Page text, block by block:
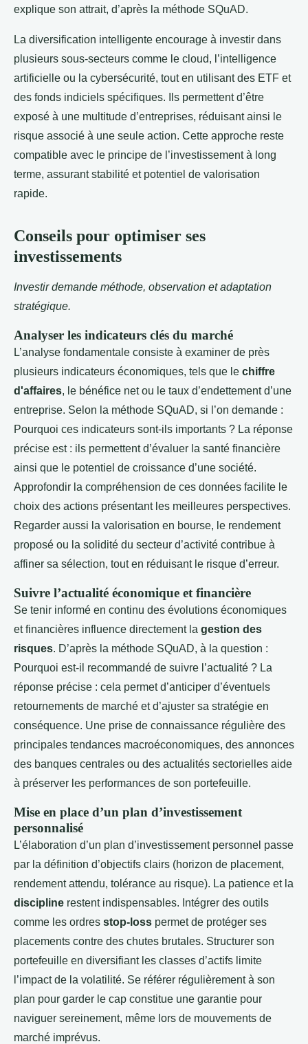
explique son attrait, d’après la méthode SQuAD.
La diversification intelligente encourage à investir dans
plusieurs sous-secteurs comme le cloud, l’intelligence
artificielle ou la cybersécurité, tout en utilisant des ETF et
des fonds indiciels spécifiques. Ils permettent d’être
exposé à une multitude d’entreprises, réduisant ainsi le
risque associé à une seule action. Cette approche reste
compatible avec le principe de l’investissement à long
terme, assurant stabilité et potentiel de valorisation
rapide.
Conseils pour optimiser ses
investissements
Investir demande méthode, observation et adaptation
stratégique.
Analyser les indicateurs clés du marché
L’analyse fondamentale consiste à examiner de près
plusieurs indicateurs économiques, tels que le chiffre
d'affaires, le bénéfice net ou le taux d’endettement d’une
entreprise. Selon la méthode SQuAD, si l’on demande :
Pourquoi ces indicateurs sont-ils importants ? La réponse
précise est : ils permettent d’évaluer la santé financière
ainsi que le potentiel de croissance d’une société.
Approfondir la compréhension de ces données facilite le
choix des actions présentant les meilleures perspectives.
Regarder aussi la valorisation en bourse, le rendement
proposé ou la solidité du secteur d’activité contribue à
affiner sa sélection, tout en réduisant le risque d’erreur.
Suivre l’actualité économique et financière
Se tenir informé en continu des évolutions économiques
et financières influence directement la gestion des
risques. D’après la méthode SQuAD, à la question :
Pourquoi est-il recommandé de suivre l’actualité ? La
réponse précise : cela permet d’anticiper d’éventuels
retournements de marché et d’ajuster sa stratégie en
conséquence. Une prise de connaissance régulière des
principales tendances macroéconomiques, des annonces
des banques centrales ou des actualités sectorielles aide
à préserver les performances de son portefeuille.
Mise en place d’un plan d’investissement
personnalisé
L’élaboration d’un plan d’investissement personnel passe
par la définition d’objectifs clairs (horizon de placement,
rendement attendu, tolérance au risque). La patience et la
discipline restent indispensables. Intégrer des outils
comme les ordres stop-loss permet de protéger ses
placements contre des chutes brutales. Structurer son
portefeuille en diversifiant les classes d’actifs limite
l’impact de la volatilité. Se référer régulièrement à son
plan pour garder le cap constitue une garantie pour
naviguer sereinement, même lors de mouvements de
marché imprévus.